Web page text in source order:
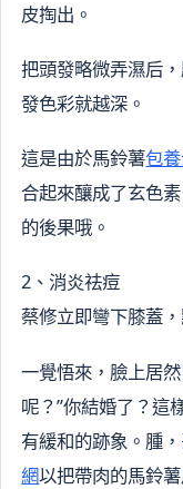
皮掏出。
把頭發略微弄濕后
發色彩就越深。
這是由於馬鈴薯包
合起來釀成了玄色
的後果哦。
2、消炎祛痘
蔡修立即彎下膝蓋
一覺悟來，臉上居
呢？”你結婚了？這
有緩和的跡象。腫
網以把帶肉的馬鈴